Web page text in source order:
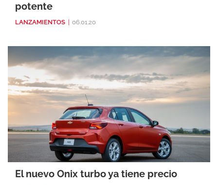
potente
LANZAMIENTOS 06.01.20
El nuevo Onix turbo ya tiene precio